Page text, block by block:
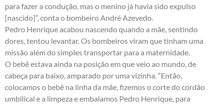
para fazer a condução, mas o menino já havia sido expulso
[nascido]”, conta o bombeiro André Azevedo.
Pedro Henrique acabou nascendo quando a mãe, sentindo
dores, tentou levantar. Os bombeiros viram que tinham uma
missão além do simples transportar para a maternidade.
O bebê estava ainda na posição em que veio ao mundo, de
cabeça para baixo, amparado por uma vizinha. “Então,
colocamos o bebê na linha da mãe, fizemos o corte do cordão
umbilical e a limpeza e embalamos Pedro Henrique, para